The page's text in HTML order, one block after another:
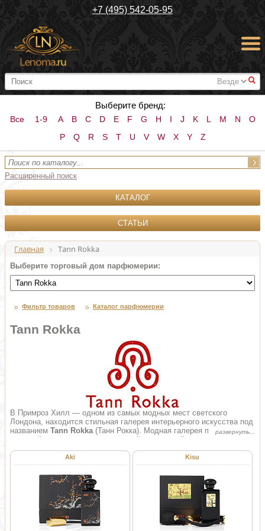
+7 (495) 542-05-95
#
Выберите бренд:
Все 1-9 A B C D E F G H I J K L M N
O
P
Q R S T U V W X Y Z
Расширенный поиск
КАТАЛОГ
СТАТЬИ
Главная Tann Rokka
Выберите торговый дом парфюмерии:
Фильтр товаров Каталог парфюмерии
Tann Rokka
В Примроз Хилл — одном из самых модных мест светского
Лондона, находится стильная галерея интерьерного искусства под
названием Tann Rokka(Танн Рокка). Модная галерея пользуется
большой популярностью у светской лондонской публики,
аристократического общества и знаменитостей. В галерее
представлена дизайнерская мебель, элементы декора,
Рокка). Благодаря творческому союзу эклектичной галереи и
парфюмерного дизайнера с мировым именем на суд публики были
представлены восточные духи от Tann Rokka. Создатель формулы
парфюма Azzi Pickholla (Аззи Пикхолла) широко известен как
автор талантливого аромата Agent Provocateur (Агента
Провокатора).
Aki Kisu